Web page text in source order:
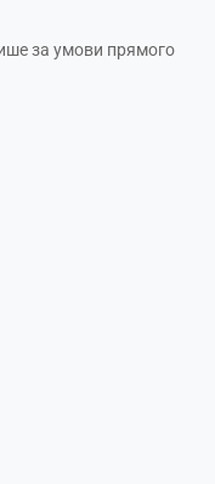
за умови прямого